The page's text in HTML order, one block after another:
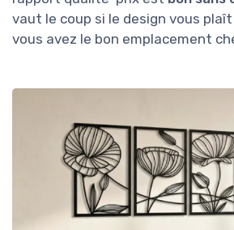
vaut le coup si le design vous
vous avez le bon emplacement